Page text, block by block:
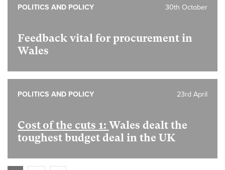
Feedback vital for procurement in
Wales
30th October
POLITICS AND POLICY
Cost of the cuts 1: Wales dealt the
toughest budget deal in the UK
23rd April
POLITICS AND POLICY